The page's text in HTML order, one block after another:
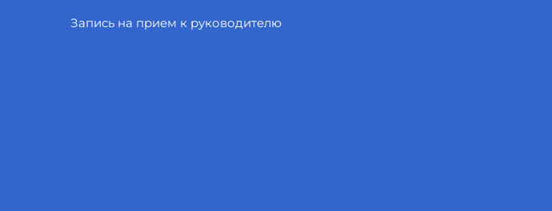
Запись на прием к руководителю